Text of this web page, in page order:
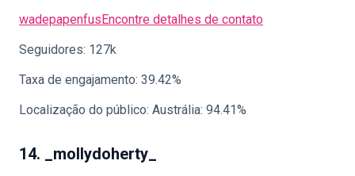
wadepapenfusEncontre detalhes de contato
Seguidores: 127k
Taxa de engajamento: 39.42%
Localização do público: Austrália: 94.41%
14. _mollydoherty_